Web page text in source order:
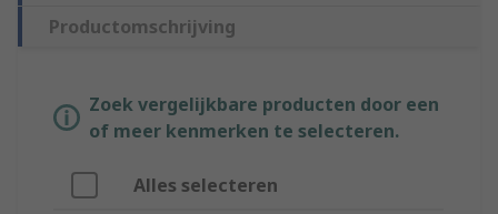
Productomschrijving
Zoek vergelijkbare producten door een
of meer kenmerken te selecteren.
Alles selecteren